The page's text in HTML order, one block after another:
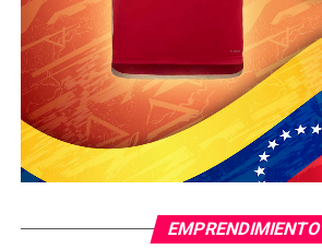
EMPRENDIMIENTO